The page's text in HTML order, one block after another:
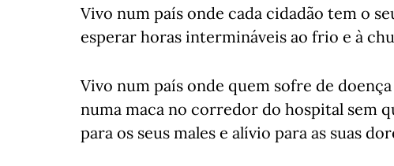
Vivo num país onde cada cidadão tem o
esperar horas intermináveis ao frio e à
Vivo num país onde quem sofre de
numa maca no corredor do hospital sem
para os seus males e alívio para as suas